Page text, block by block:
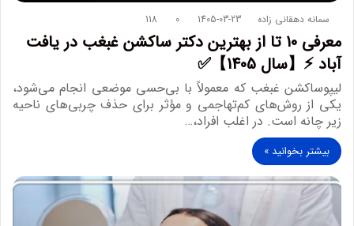
سمانه دهقانی زاده 1405-03-23
0
118
معرفی 10 تا از بهترین دکتر ساکشن غبغب در یافت
آباد ⚡【سال 1405】✅
لیپوساکشن غبغب که معمولاً با بی‌حسی موضعی انجام می‌شود،
یکی از روش‌های کم‌تهاجمی و مؤثر برای حذف چربی‌های ناحیه
زیر چانه است. در اغلب افراد،…
بیشتر بخوانید »